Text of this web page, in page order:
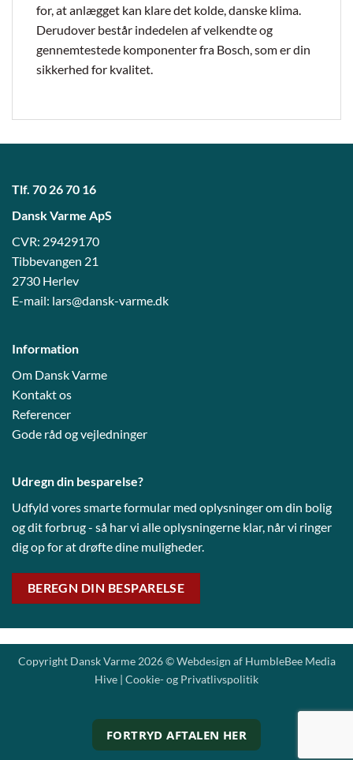
for, at anlægget kan klare det kolde, danske klima.
Derudover består indedelen af velkendte og
gennemtestede komponenter fra Bosch, som er din
sikkerhed for kvalitet.
Tlf. 70 26 70 16
Dansk Varme ApS
CVR: 29429170
Tibbevangen 21
2730 Herlev
E-mail: lars@dansk-varme.dk
Information
Om Dansk Varme
Kontakt os
Referencer
Gode råd og vejledninger
Udregn din besparelse?
Udfyld vores smarte formular med oplysninger om din bolig
og dit forbrug - så har vi alle oplysningerne klar, når vi ringer
dig op for at drøfte dine muligheder.
BEREGN DIN BESPARELSE
Copyright Dansk Varme 2026 © Webdesign af HumbleBee Media
Hive | Cookie- og Privatlivspolitik
FORTRYD AFTALEN HER